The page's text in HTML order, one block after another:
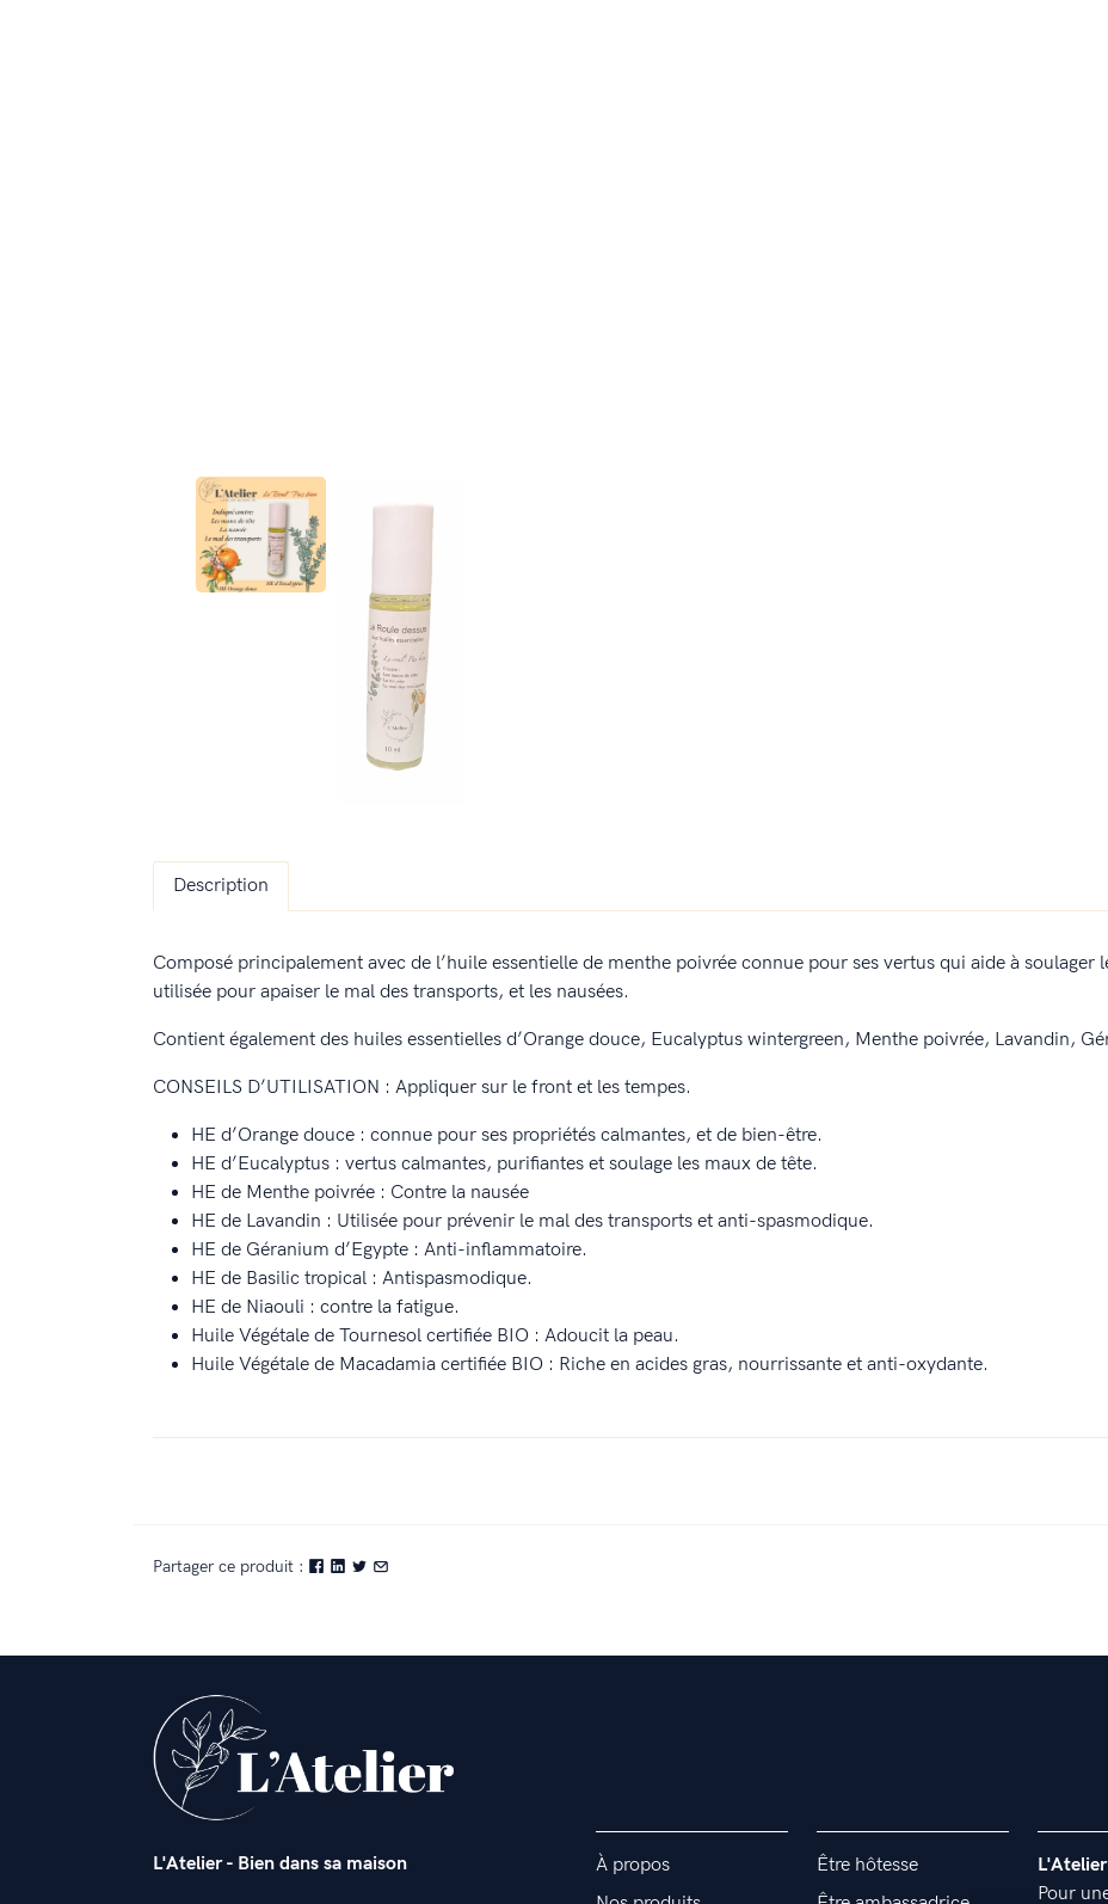
Description
Composé principalement avec de l’huile essentielle de menthe poivrée connue pour ses vertus qui aide à soulager
utilisée pour apaiser le mal des transports, et les nausées.
Contient également des huiles essentielles d’Orange douce, Eucalyptus wintergreen, Menthe poivrée, Lavandin,
CONSEILS D’UTILISATION : Appliquer sur le front et les tempes.
HE d’Orange douce : connue pour ses propriétés calmantes, et de bien-être.
HE d’Eucalyptus : vertus calmantes, purifiantes et soulage les maux de tête.
HE de Menthe poivrée : Contre la nausée
HE de Lavandin : Utilisée pour prévenir le mal des transports et anti-spasmodique.
HE de Géranium d’Egypte : Anti-inflammatoire.
HE de Basilic tropical : Antispasmodique.
HE de Niaouli : contre la fatigue.
Huile Végétale de Tournesol certifiée BIO : Adoucit la peau.
Huile Végétale de Macadamia certifiée BIO : Riche en acides gras, nourrissante et anti-oxydante.
Partager ce produit :
L'Atelier - Bien dans sa maison
À propos
Être hôtesse
Pour